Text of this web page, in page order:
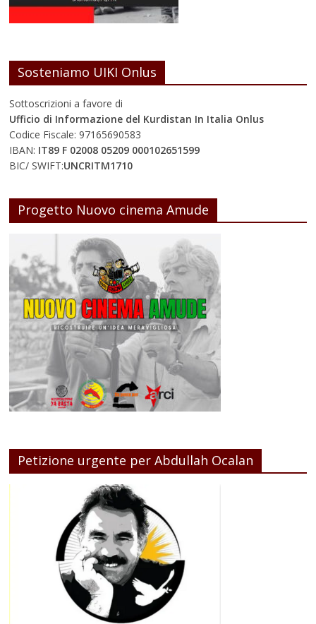
Sosteniamo UIKI Onlus
Sottoscrizioni a favore di
Ufficio di Informazione del Kurdistan In Italia Onlus
Codice Fiscale: 97165690583
IBAN: IT89 F 02008 05209 000102651599
BIC/ SWIFT:UNCRITM1710
Progetto Nuovo cinema Amude
Petizione urgente per Abdullah Ocalan